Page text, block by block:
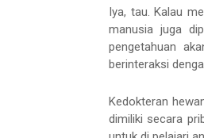
Iya, tau. Kalau
manusia juga
pengetahuan
berinteraksi
Kedokteran
dimiliki secara